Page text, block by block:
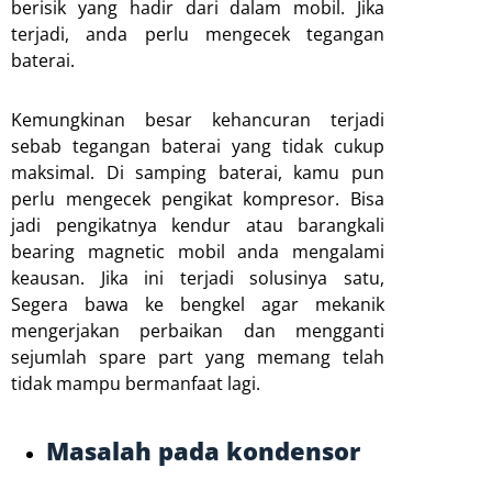
berisik yang hadir dari dalam mobil. Jika
terjadi, anda perlu mengecek tegangan
baterai.
Kemungkinan besar kehancuran terjadi
sebab tegangan baterai yang tidak cukup
maksimal. Di samping baterai, kamu pun
perlu mengecek pengikat kompresor. Bisa
jadi pengikatnya kendur atau barangkali
bearing magnetic mobil anda mengalami
keausan. Jika ini terjadi solusinya satu,
Segera bawa ke bengkel agar mekanik
mengerjakan perbaikan dan mengganti
sejumlah spare part yang memang telah
tidak mampu bermanfaat lagi.
Masalah pada kondensor